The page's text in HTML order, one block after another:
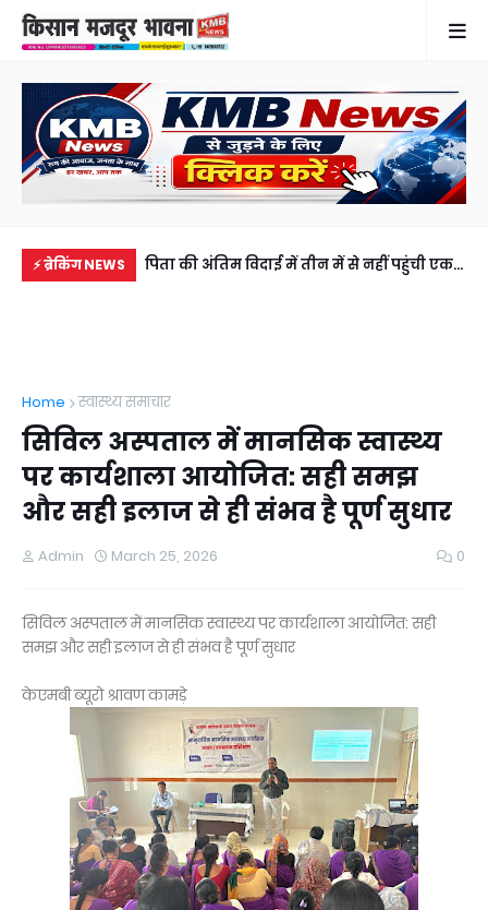
⚡ ब्रेकिंग NEWS
की चपेट में आने
पिता की अंतिम विदाई में तीन में से नहीं पहुंची एक
Home स्वास्थ्य समाचार
सिविल अस्पताल में मानसिक स्वास्थ्य
पर कार्यशाला आयोजित: सही समझ
और सही इलाज से ही संभव है पूर्ण सुधार
Admin March 25, 2026 0
सिविल अस्पताल में मानसिक स्वास्थ्य पर कार्यशाला आयोजित: सही
समझ और सही इलाज से ही संभव है पूर्ण सुधार
केएमबी ब्यूरो श्रावण कामड़े